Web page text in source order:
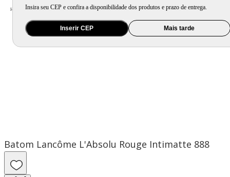
Insira seu CEP e confira a disponibilidade dos produtos e prazo de entrega.
Inserir CEP Mais tarde
Home Saúde e Beleza / Maquiagem / Boca / Batom Lancôme L'Absolu Rouge Intimatte
Batom Lancôme L'Absolu Rouge Intimatte 888